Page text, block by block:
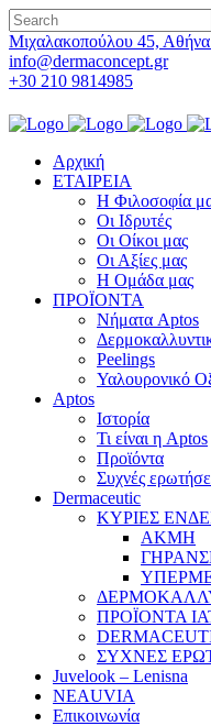
Μιχαλακοπούλου 45,
info@dermaconcept.gr
+30 210 9814985
Αρχική
ΕΤΑΙΡΕΙΑ
Η Φιλοσοφία
Οι Ιδρυτές
Οι Οίκοι μας
Οι Αξίες μας
Η Ομάδα μας
ΠΡΟΪΟΝΤΑ
Νήματα Aptos
Peelings
Υαλουρονικό
Aptos
Ιστορία
Τι είναι η Aptos
Προϊόντα
Συχνές
Dermaceutic
ΚΥΡΙΕΣ
ΑΚΜΗ
ΠΡΟΪΟΝΤΑ
ΣΥΧΝΕΣ
Juvelook – Lenisna
NEAUVIA
Επικοινωνία